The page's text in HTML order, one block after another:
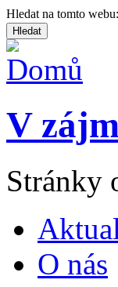
Hledat na tomto webu:
V
Stránky
O nás